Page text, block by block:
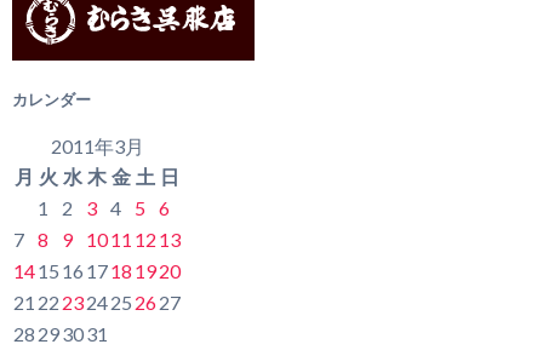
カレンダー
2011年3月
月 火 水 木 金 土 日
1
2 3 4 5 6
7 8 9 1011 12 13
1415 16 1718 1920
21 22 232425 2627
28 293031